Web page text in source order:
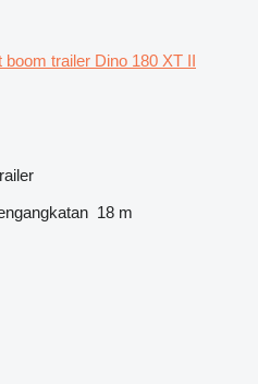
boom trailer Dino 180 XT II
18 m